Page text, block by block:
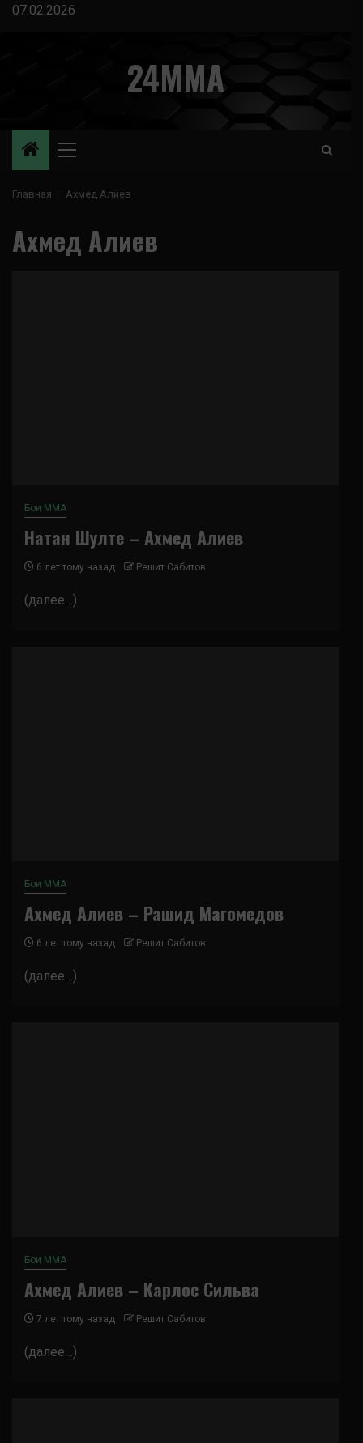
Перейти
07.02.2026
24MMA
Основное
Главная Ахмед Алиев
Ахмед Алиев
Бои ММА
Натан Шулте – Ахмед Алиев
6 лет тому назад Решит Сабитов
(далее…)
Бои ММА
Ахмед Алиев – Рашид Магомедов
6 лет тому назад Решит Сабитов
(далее…)
Бои ММА
Ахмед Алиев – Карлос Сильва
7 лет тому назад Решит Сабитов
(далее…)